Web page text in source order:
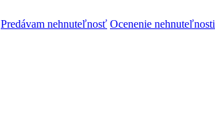
Predávam nehnuteľnosť Ocenenie nehnuteľnosti